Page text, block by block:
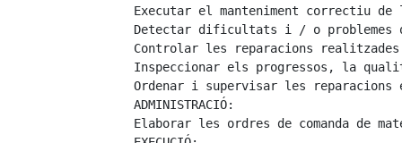
Executar el manteniment correctiu de
Detectar dificultats i / o problemes
Controlar les reparacions
Inspeccionar els progressos, la
Ordenar i supervisar les reparacions
    ADMINISTRACIÓ:
Elaborar les ordres de comanda de